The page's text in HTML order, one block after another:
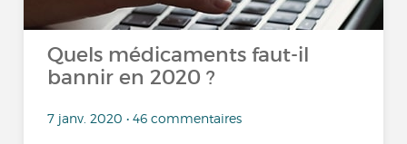
Quels médicaments faut-il
bannir en 2020 ?
7 janv. 2020 • 46 commentaires